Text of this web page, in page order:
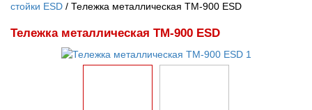
стойки ESD
Тележка металлическая ТМ-900 ESD
Тележка металлическая ТМ-900 ESD